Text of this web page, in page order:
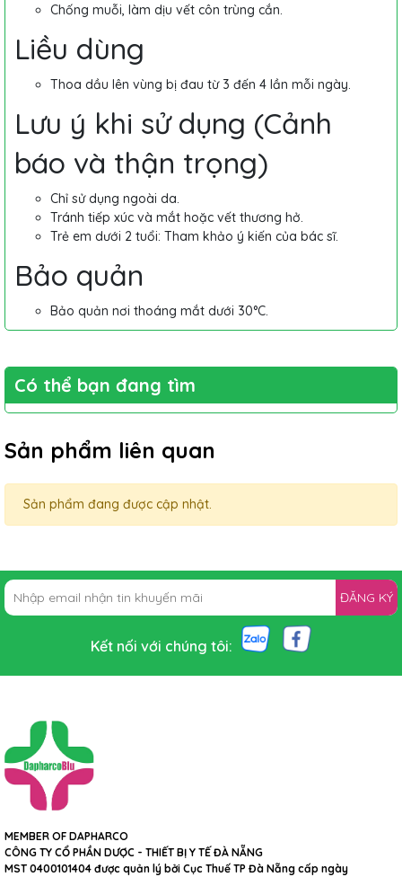
Chống muỗi, làm dịu vết côn trùng cắn.
Liều dùng
Thoa dầu lên vùng bị đau từ 3 đến 4 lần mỗi ngày.
Lưu ý khi sử dụng (Cảnh
báo và thận trọng)
Chỉ sử dụng ngoài da.
Tránh tiếp xúc và mắt hoặc vết thương hở.
Trẻ em dưới 2 tuổi: Tham khảo ý kiến của bác sĩ.
Bảo quản
Bảo quản nơi thoáng mắt dưới 30°C.
Có thể bạn đang tìm
Sản phẩm liên quan
Sản phẩm đang được cập nhật.
ĐĂNG KÝ
Kết nối với chúng tôi:
MEMBER OF DAPHARCO
CÔNG TY CỔ PHẦN DƯỢC - THIẾT BỊ Y TẾ ĐÀ NẴNG
MST 0400101404 được quản lý bởi Cục Thuế TP Đà Nẵng cấp ngày